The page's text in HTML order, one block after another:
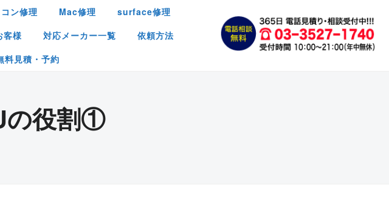
ン修理 Mac修理
surface修理
客様 対応メーカー一覧
依頼方法
料見積・予約
の役割①